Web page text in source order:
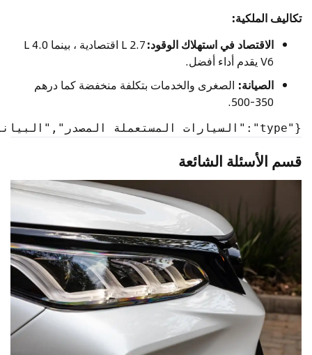
تكاليف الملكية:
الاقتصاد في استهلاك الوقود:
2.7 L اقتصادية ، بينما 4.0 L
V6 يقدم أداء أفضل.
الصيانة: الصغرى والخدمات بتكلفة منخفضة كما درهم
350-500.
{"type":"السيارات المستعملة المصدر","البيانات":{"id":"2060","brandSlug":"تويوتا", "modelSlug":"تويوتا فورتشنر", "modelName": "تويوتا فورتشنر", "modelNameAr": "تويوتا فورتونر","فرعي":"AE"}}
قسم الأسئلة الشائعة